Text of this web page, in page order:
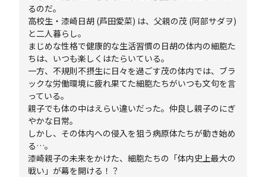
るのだ。
高校生・漆崎日胡 (芦田愛菜) は、父親の茂 (阿部サダヲ)
と二人暮らし。
まじめな性格で健康的な生活習慣の日胡の体内の細胞た
ちは、いつも楽しくはたらいている。
一方、不規則不摂生に日々を過ごす茂の体内では、ブラ
ックな労働環境に疲れ果てた細胞たちがいつも文句を言
っている。
親子でも体の中はえらい違いだった。仲良し親子のにぎ
やかな日常。
しかし、その体内への侵入を狙う病原体たちが動き始め
る…。
漆崎親子の未来をかけた、細胞たちの「体内史上最大の
戦い」が幕を開ける！？